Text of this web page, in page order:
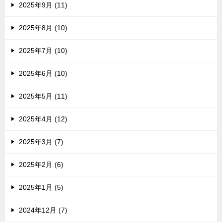
2025年9月 (11)
2025年8月 (10)
2025年7月 (10)
2025年6月 (10)
2025年5月 (11)
2025年4月 (12)
2025年3月 (7)
2025年2月 (6)
2025年1月 (5)
2024年12月 (7)